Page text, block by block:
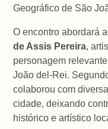
Geográfico de São
O encontro abordará
de Assis Pereira,
personagem
João del-Rei.
colaborou com
cidade, deixando
histórico e artístico